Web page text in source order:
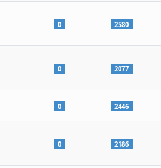
0 2580
0 2077
0 2446
0 2186